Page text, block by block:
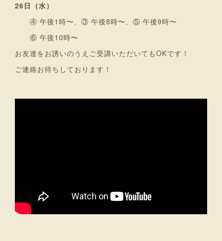
26日（水）
④ 午後1時〜、③ 午後8時〜、⑤ 午後9時〜
⑥ 午後10時〜
お友達をお誘いのうえご受講いただいてもOKです！
ご連絡お待ちしております！